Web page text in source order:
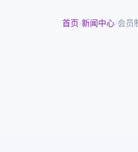
首页›新闻中心›会员